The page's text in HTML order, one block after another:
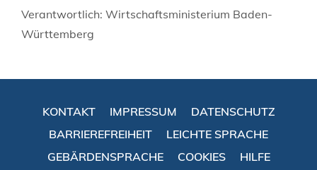
Verantwortlich: Wirtschaftsministerium Baden-
Württemberg
KONTAKT IMPRESSUM
DATENSCHUTZ
BARRIEREFREIHEIT
LEICHTE SPRACHE
GEBÄRDENSPRACHE
COOKIES HILFE